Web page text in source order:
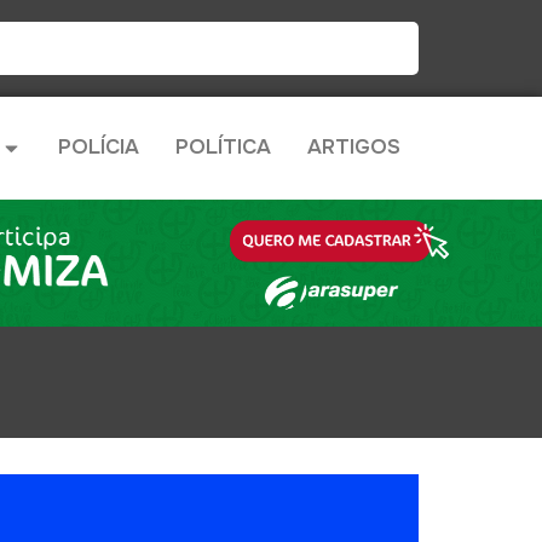
POLÍCIA POLÍTICA ARTIGOS